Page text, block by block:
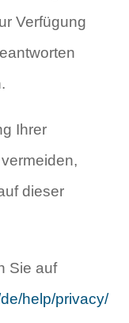
Verfügung
Ihrer
dieser
Sie auf
help/privacy/